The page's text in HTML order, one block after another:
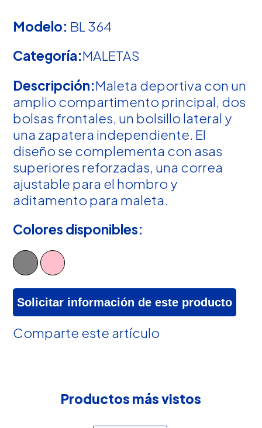
Modelo: BL 364
Categoría:MALETAS
Descripción:Maleta deportiva con un
amplio compartimento principal, dos
bolsas frontales, un bolsillo lateral y
una zapatera independiente. El
diseño se complementa con asas
superiores reforzadas, una correa
ajustable para el hombro y
aditamento para maleta.
Colores disponibles:
Solicitar información de este producto
Comparte este artículo
Productos más vistos